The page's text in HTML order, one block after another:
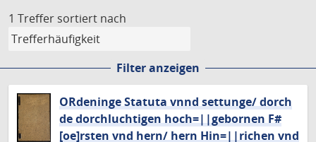
1 Treffer sortiert nach
Filter anzeigen
ORdeninge Statuta vnnd settunge/ dorch
de dorchluchtigen hoch=||gebornen F#
[oe]rsten vnd hern/ hern Hin=||richen vnd